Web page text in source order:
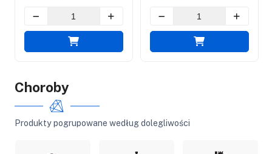
Choroby
Produkty pogrupowane według dolegliwości